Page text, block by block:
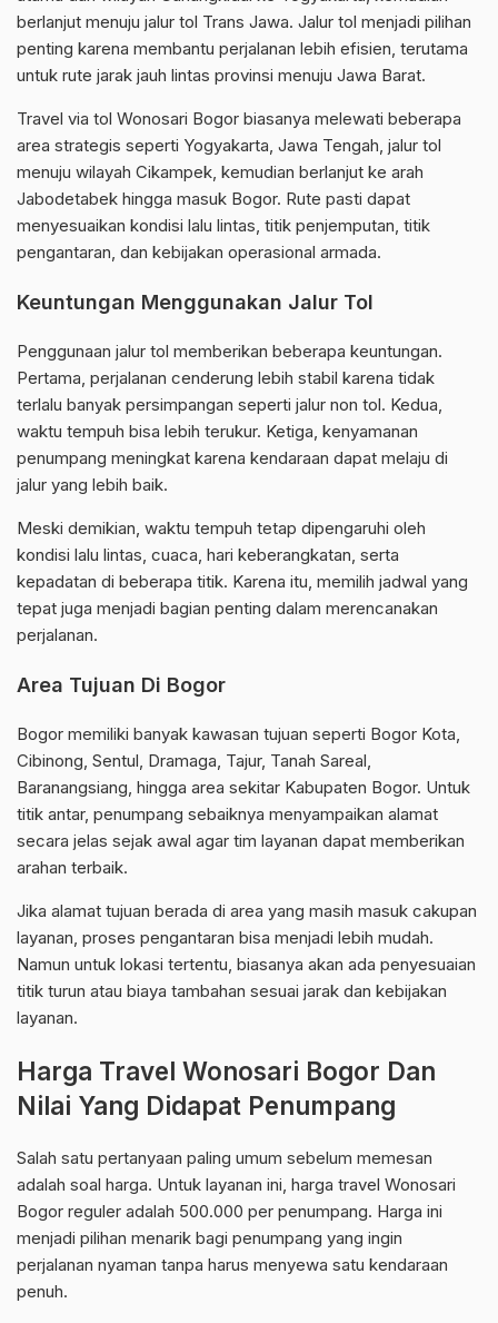
berlanjut menuju jalur tol Trans Jawa. Jalur tol menjadi pilihan
penting karena membantu perjalanan lebih efisien, terutama
untuk rute jarak jauh lintas provinsi menuju Jawa Barat.
Travel via tol Wonosari Bogor biasanya melewati beberapa
area strategis seperti Yogyakarta, Jawa Tengah, jalur tol
menuju wilayah Cikampek, kemudian berlanjut ke arah
Jabodetabek hingga masuk Bogor. Rute pasti dapat
menyesuaikan kondisi lalu lintas, titik penjemputan, titik
pengantaran, dan kebijakan operasional armada.
Keuntungan Menggunakan Jalur Tol
Penggunaan jalur tol memberikan beberapa keuntungan.
Pertama, perjalanan cenderung lebih stabil karena tidak
terlalu banyak persimpangan seperti jalur non tol. Kedua,
waktu tempuh bisa lebih terukur. Ketiga, kenyamanan
penumpang meningkat karena kendaraan dapat melaju di
jalur yang lebih baik.
Meski demikian, waktu tempuh tetap dipengaruhi oleh
kondisi lalu lintas, cuaca, hari keberangkatan, serta
kepadatan di beberapa titik. Karena itu, memilih jadwal yang
tepat juga menjadi bagian penting dalam merencanakan
perjalanan.
Area Tujuan Di Bogor
Bogor memiliki banyak kawasan tujuan seperti Bogor Kota,
Cibinong, Sentul, Dramaga, Tajur, Tanah Sareal,
Baranangsiang, hingga area sekitar Kabupaten Bogor. Untuk
titik antar, penumpang sebaiknya menyampaikan alamat
secara jelas sejak awal agar tim layanan dapat memberikan
arahan terbaik.
Jika alamat tujuan berada di area yang masih masuk cakupan
layanan, proses pengantaran bisa menjadi lebih mudah.
Namun untuk lokasi tertentu, biasanya akan ada penyesuaian
titik turun atau biaya tambahan sesuai jarak dan kebijakan
layanan.
Harga Travel Wonosari Bogor Dan
Nilai Yang Didapat Penumpang
Salah satu pertanyaan paling umum sebelum memesan
adalah soal harga. Untuk layanan ini, harga travel Wonosari
Bogor reguler adalah 500.000 per penumpang. Harga ini
menjadi pilihan menarik bagi penumpang yang ingin
perjalanan nyaman tanpa harus menyewa satu kendaraan
penuh.